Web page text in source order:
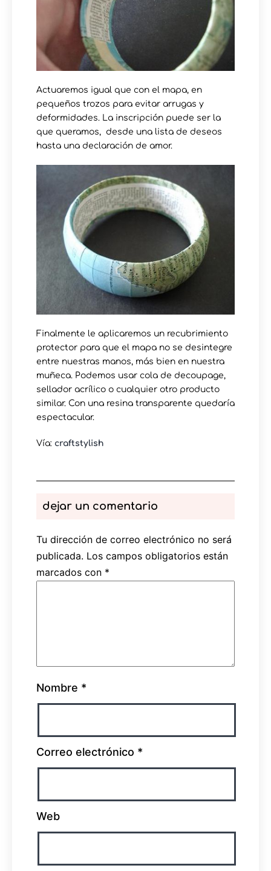
Actuaremos igual que con el mapa, en
pequeños trozos para evitar arrugas y
deformidades. La inscripción puede ser la
que queramos, desde una lista de deseos
hasta una declaración de amor.
Finalmente le aplicaremos un recubrimiento
protector para que el mapa no se desintegre
entre nuestras manos, más bien en nuestra
muñeca. Podemos usar cola de decoupage,
sellador acrílico o cualquier otro producto
similar. Con una resina transparente quedaría
espectacular.
Vía: craftstylish
dejar un comentario
Tu dirección de correo electrónico no será
publicada. Los campos obligatorios están
marcados con *
Nombre *
Correo electrónico *
Web